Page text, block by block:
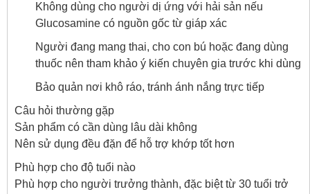
Không dùng cho người dị ứng với hải sản nếu
Glucosamine có nguồn gốc từ giáp xác
Người đang mang thai, cho con bú hoặc đang dùng
thuốc nên tham khảo ý kiến chuyên gia trước khi dùng
Bảo quản nơi khô ráo, tránh ánh nắng trực tiếp
Câu hỏi thường gặp
Sản phẩm có cần dùng lâu dài không
Nên sử dụng đều đặn để hỗ trợ khớp tốt hơn
Phù hợp cho độ tuổi nào
Phù hợp cho người trưởng thành, đặc biệt từ 30 tuổi trở